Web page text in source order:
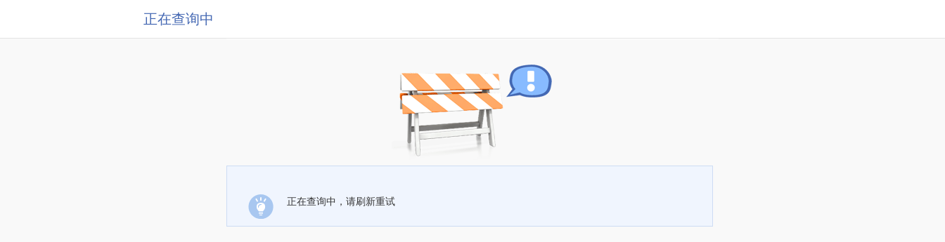
正在查询中
正在查询中，请刷新重试